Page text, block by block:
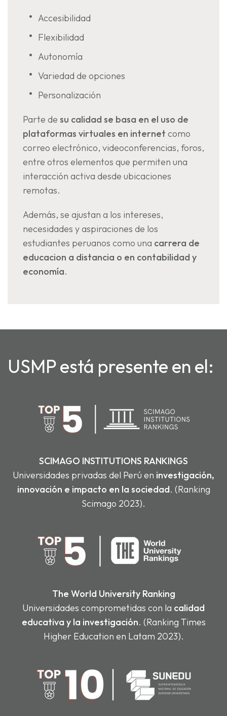
Accesibilidad
Flexibilidad
Autonomía
Variedad de opciones
Personalización
Parte de su calidad se basa en el uso de
plataformas virtuales en internet como
correo electrónico, videoconferencias, foros,
entre otros elementos que permiten una
interacción activa desde ubicaciones
remotas.
Además, se ajustan a los intereses,
necesidades y aspiraciones de los
estudiantes peruanos como una carrera de
educacion a distancia o en contabilidad y
economía.
USMP está presente en el:
SCIMAGO INSTITUTIONS RANKINGS
Universidades privadas del Perú en investigación,
innovación e impacto en la sociedad. (Ranking
Scimago 2023).
The World University Ranking
Universidades comprometidas con la calidad
educativa y la investigación. (Ranking Times
Higher Education en Latam 2023).